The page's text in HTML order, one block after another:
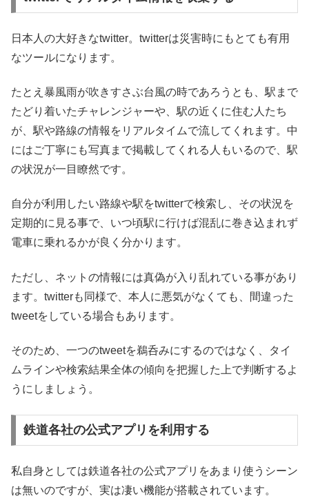
日本人の大好きなtwitter。twitterは災害時にもとても有用
なツールになります。
たとえ暴風雨が吹きすさぶ台風の時であろうとも、駅まで
たどり着いたチャレンジャーや、駅の近くに住む人たち
が、駅や路線の情報をリアルタイムで流してくれます。中
にはご丁寧にも写真まで掲載してくれる人もいるので、駅
の状況が一目瞭然です。
自分が利用したい路線や駅をtwitterで検索し、その状況を
定期的に見る事で、いつ頃駅に行けば混乱に巻き込まれず
電車に乗れるかが良く分かります。
ただし、ネットの情報には真偽が入り乱れている事があり
ます。twitterも同様で、本人に悪気がなくても、間違った
tweetをしている場合もあります。
そのため、一つのtweetを鵜呑みにするのではなく、タイ
ムラインや検索結果全体の傾向を把握した上で判断するよ
うにしましょう。
鉄道各社の公式アプリを利用する
私自身としては鉄道各社の公式アプリをあまり使うシーン
は無いのですが、実は凄い機能が搭載されています。